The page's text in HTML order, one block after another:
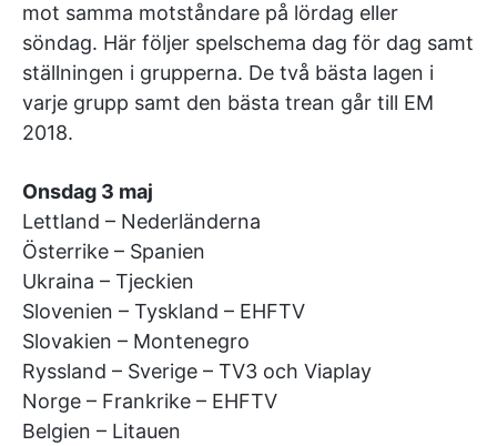
mot samma motståndare på lördag eller
söndag. Här följer spelschema dag för dag samt
ställningen i grupperna. De två bästa lagen i
varje grupp samt den bästa trean går till EM
2018.
Onsdag 3 maj
Lettland – Nederländerna
Österrike – Spanien
Ukraina – Tjeckien
Slovenien – Tyskland – EHFTV
Slovakien – Montenegro
Ryssland – Sverige – TV3 och Viaplay
Norge – Frankrike – EHFTV
Belgien – Litauen